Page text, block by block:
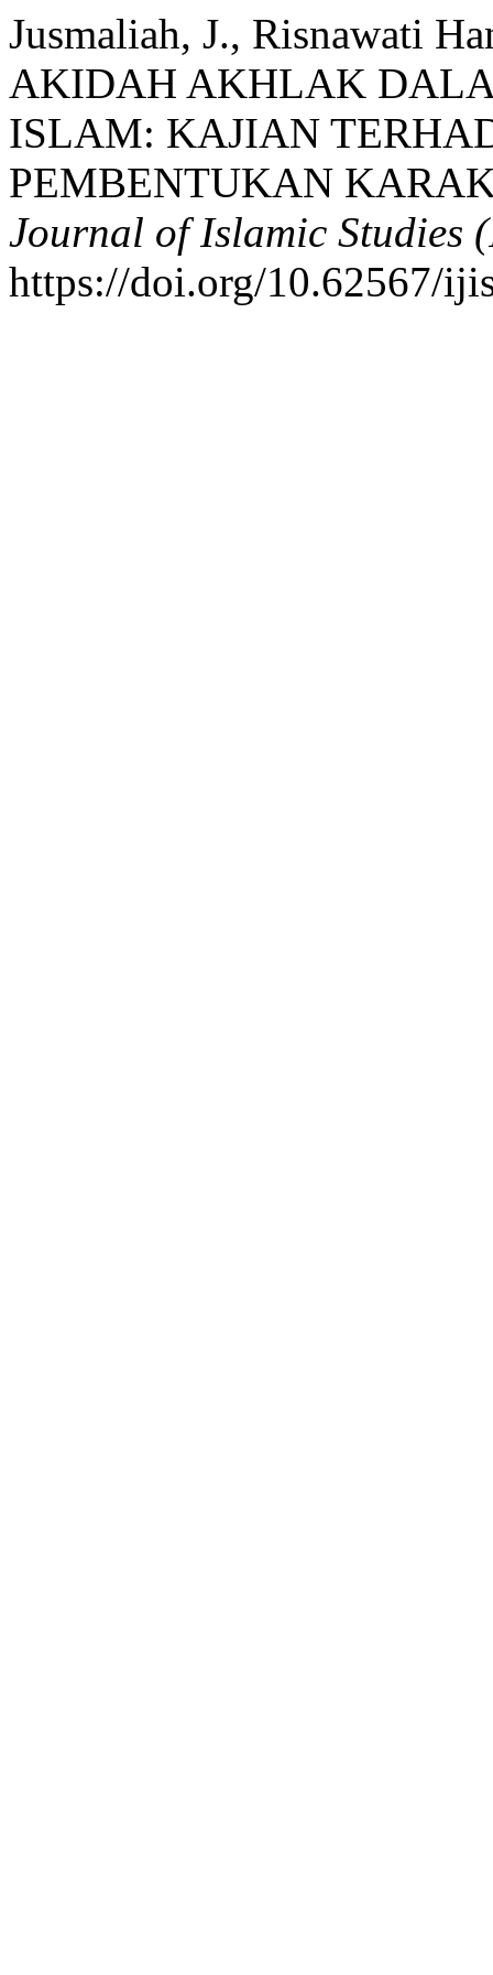
Jusmaliah, J., Risnawati
AKIDAH AKHLAK
ISLAM: KAJIAN
PEMBENTUKAN
Journal of Islamic Studies
https://doi.org/10.62567/